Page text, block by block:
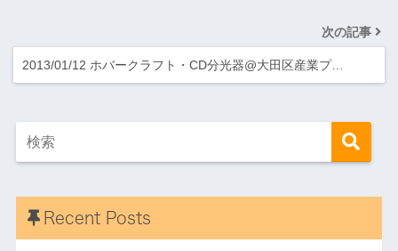
次の記事
2013/01/12 ホバークラフト・CD分光器@大田区産業プ…
Recent Posts